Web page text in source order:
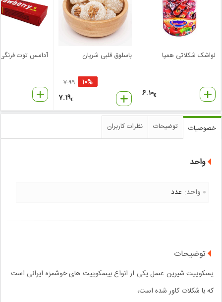
لواشک شکلاتی همپا
6.10€
باسلوق قلبی شریان
10%
7.99
7.19€
آدامس توت
خصوصیات توضیحات نظرات کاربران
واحد
واحد: عدد
توضیحات
یسکوییت شیرین عسل یکی از انواع بیسکوییت های خوشمزه ایرانی است
که با شکلات کاور شده است،